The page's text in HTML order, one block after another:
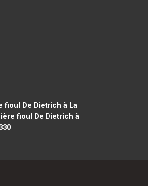
fioul De Dietrich à La
fioul De Dietrich à